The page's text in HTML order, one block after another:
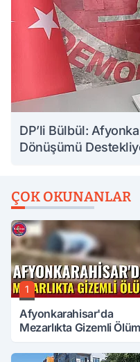
DP’li Bülbül:
Dönüşümü
ÇOK OKUNANLAR
1
Afyonkarahisar'da
Mezarlıkta Gizemli Ölüm